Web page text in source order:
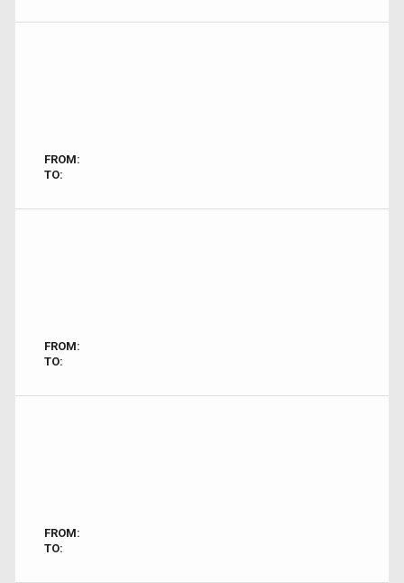
FROM:
TO:
FROM:
TO:
FROM:
TO: